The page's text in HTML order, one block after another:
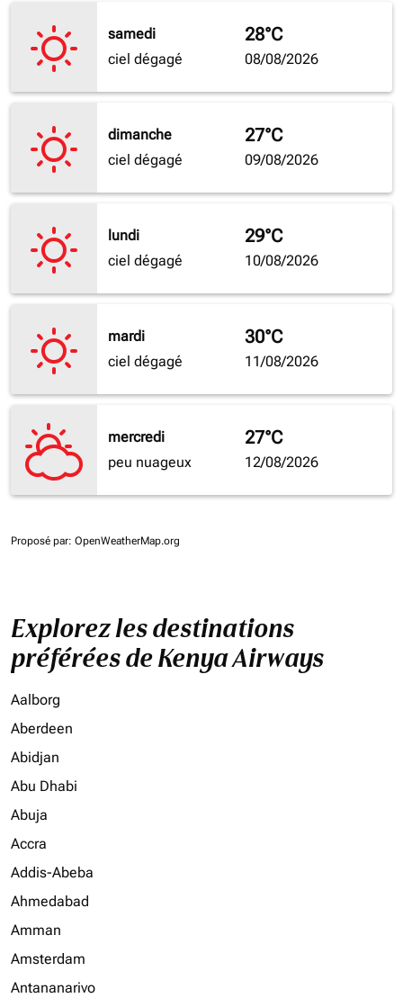
samedi
ciel dégagé
28°C
08/08/2026
dimanche
ciel dégagé
27°C
09/08/2026
lundi
ciel dégagé
29°C
10/08/2026
mardi
ciel dégagé
30°C
11/08/2026
mercredi
peu nuageux
27°C
12/08/2026
Proposé par: OpenWeatherMap.org
Explorez les destinations
préférées de Kenya Airways
Aalborg
Aberdeen
Abidjan
Abu Dhabi
Abuja
Accra
Addis-Abeba
Ahmedabad
Amman
Amsterdam
Antananarivo